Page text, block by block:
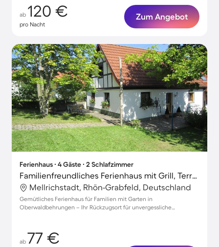
ab 120 €
pro Nacht
Zum Angebot
Ferienhaus ∙ 4 Gäste ∙ 2 Schlafzimmer
Familienfreundliches Ferienhaus mit Grill, Terrasse und Garten | Naturblick
Mellrichstadt, Rhön-Grabfeld, Deutschland
Gemütliches Ferienhaus für Familien mit Garten in
Oberwaldbehrungen – Ihr Rückzugsort für unvergessliche
ab 77 €